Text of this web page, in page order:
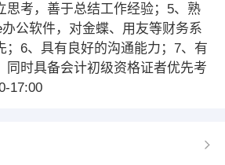
思考，善于总结工作经验；5、熟
公软件，对金蝶、用友等财务系
；6、具有良好的沟通能力；7、有
同时具备会计初级资格证者优先考
17:00